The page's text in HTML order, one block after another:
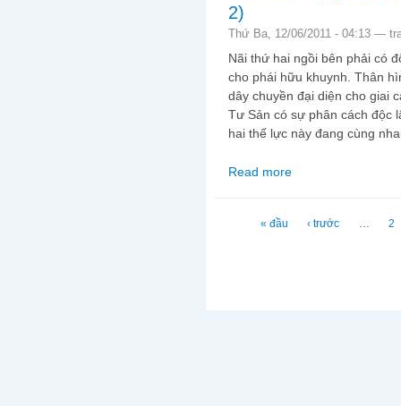
2)
Thứ Ba, 12/06/2011 - 04:13 —
Nãi thứ hai ngồi bên phải có
cho phái hữu khuynh. Thân
dây chuyền đại diện cho giai
Tư Sản có sự phân cách độc
hai thế lực này đang cùng
Read more
Trang« đầu ‹ trước … 2